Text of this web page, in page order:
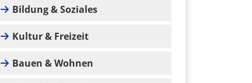
Bildung & Soziales
Kultur & Freizeit
Bauen & Wohnen